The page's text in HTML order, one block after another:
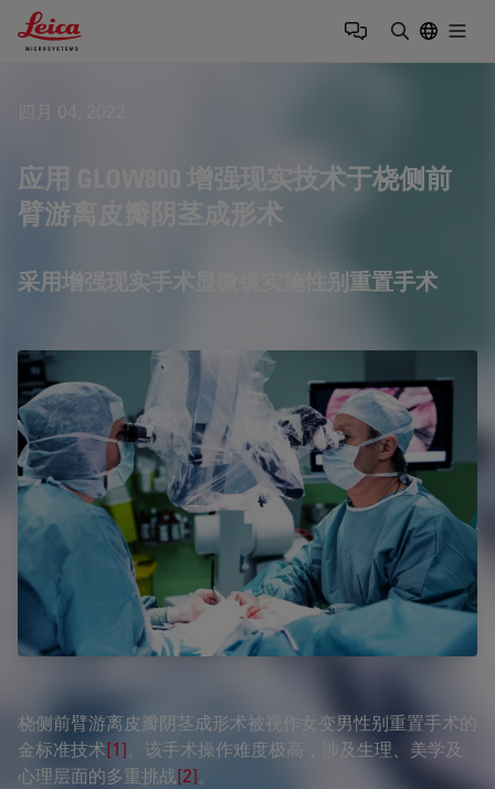
Leica Microsystems Logo
应用 GLOW800 增强现实技术于桡侧前
臂游离皮瓣阴茎成形术
采用增强现实手术显微镜实施性别重置手术
桡侧前臂游离皮瓣阴茎成形术被视作女变男性别重置手术的
金标准技术[1]。该手术操作难度极高，涉及生理、美学及
心理层面的多重挑战[2]。